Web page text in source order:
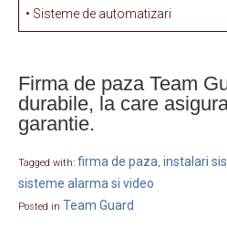
• Sisteme de automatizari
Firma de paza Team
durabile, la care
garantie.
Tagged with: firma de paza, instalari
sisteme alarma si video
Posted in Team Guard